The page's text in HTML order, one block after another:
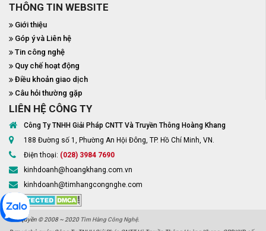
THÔNG TIN WEBSITE
Giới thiệu
Góp ý và Liên hệ
Tin công nghệ
Quy chế hoạt động
Điều khoản giao dịch
Câu hỏi thường gặp
LIÊN HỆ CÔNG TY
Công Ty TNHH Giải Pháp CNTT Và Truyền Thông Hoàng Khang
188 Đường số 1, Phường An Hội Đông, TP. Hồ Chí Minh, VN.
Điện thoại: (028) 3984 7690
kinhdoanh@hoangkhang.com.vn
kinhdoanh@timhangcongnghe.com
Bản quyền © 2008 ~ 2020 Tìm Hàng Công Nghệ.